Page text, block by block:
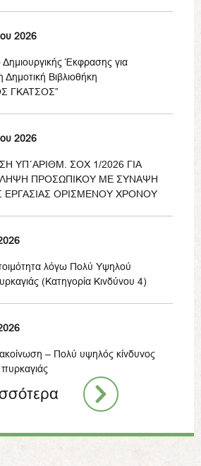
2026
Δημιουργικής Έκφρασης για
Δημοτική Βιβλιοθήκη
ΓΚΑΤΣΟΣ”
2026
ΥΠ΄ΑΡΙΘΜ. ΣΟΧ 1/2026 ΓΙΑ
ΠΡΟΣΩΠΙΚΟΥ ΜΕ ΣΥΝΑΨΗ
ΕΡΓΑΣΙΑΣ ΟΡΙΣΜΕΝΟΥ ΧΡΟΝΟΥ
λόγω Πολύ Υψηλού
(Κατηγορία Κινδύνου 4)
– Πολύ υψηλός κίνδυνος